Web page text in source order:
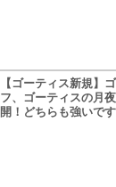
【ゴーティス新規】
フ、ゴーティスの月
開！どちらも強いで